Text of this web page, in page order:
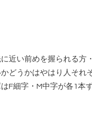
近い前めを握られる方
どうかはやはり人それ
F細字・M中字が各1本